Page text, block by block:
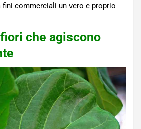
commerciali un vero e proprio
che agiscono